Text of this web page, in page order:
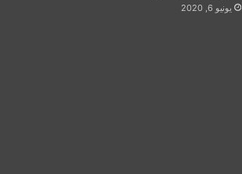
يونيو 6, 2020